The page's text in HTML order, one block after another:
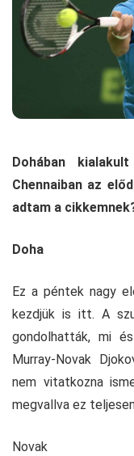
Dohában
Chennaiban az
adtam a
Doha
Ez a péntek nagy
kezdjük is itt. A
gondolhatták, mi
Murray-Novak
nem vitatkozna
megvallva ez
Novak